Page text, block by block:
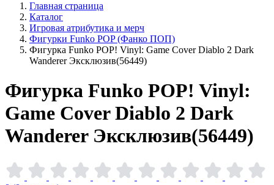
Главная страница
Каталог
Игровая атрибутика и мерч
Фигурки Funko POP (Фанко ПОП)
Фигурка Funko POP! Vinyl: Game Cover Diablo 2 Dark
Wanderer Эксклюзив(56449)
Фигурка Funko POP! Vinyl:
Game Cover Diablo 2 Dark
Wanderer Эксклюзив(56449)